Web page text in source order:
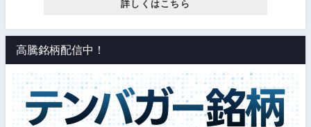
詳しくはこちら
高騰銘柄配信中！